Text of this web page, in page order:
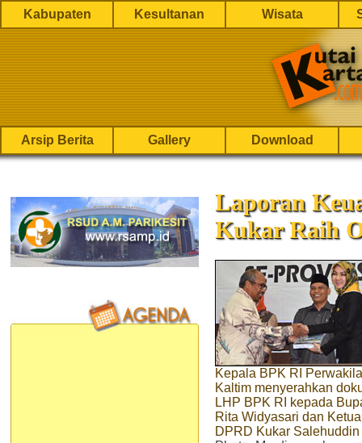
Kabupaten Kesultanan Wisata
Arsip Berita Gallery Download
Laporan
Kukar Raih
Kepala BPK RI
Kaltim menyerahkan
LHP BPK RI kepada
Rita Widyasari dan Ketua
DPRD Kukar Salehuddin